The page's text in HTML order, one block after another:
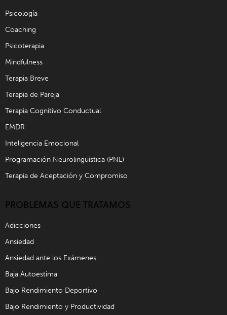
Psicología
Coaching
Psicoterapia
Mindfulness
Terapia Breve
Terapia de Pareja
Terapia Cognitivo Conductual
EMDR
Inteligencia Emocional
Programación Neurolingüística (PNL)
Terapia de Aceptación y Compromiso
PROBLEMAS QUE TRATAMOS
Adicciones
Ansiedad
Ansiedad ante los Exámenes
Baja Autoestima
Bajo Rendimiento Deportivo
Bajo Rendimiento y Productividad